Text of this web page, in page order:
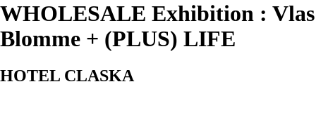
WHOLESALE Exhibition : Vlas
Blomme + (PLUS) LIFE
HOTEL CLASKA